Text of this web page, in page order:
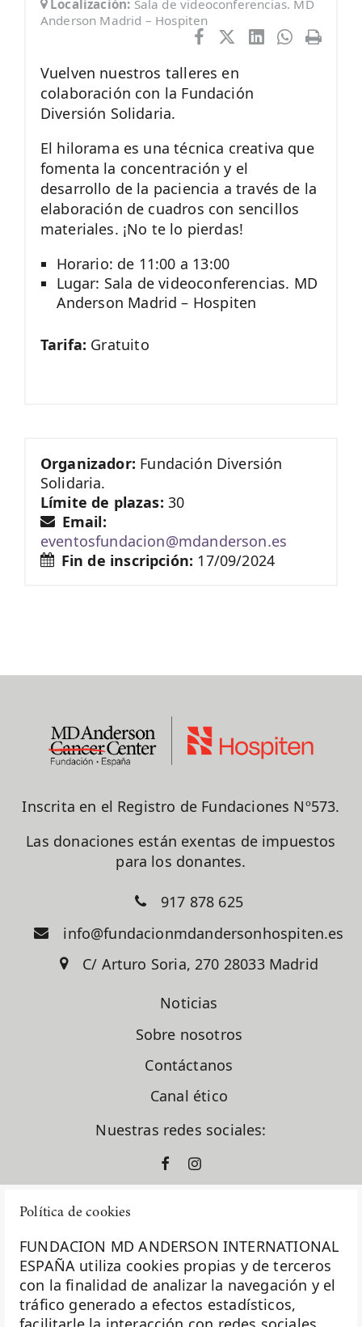
Política de cookies
FUNDACION MD ANDERSON INTERNATIONAL
ESPAÑA utiliza cookies propias y de terceros
con la finalidad de analizar la navegación y el
tráfico generado a efectos estadísticos,
Localización: Sala de videoconferencias. MD
Anderson Madrid – Hospiten
Vuelven nuestros talleres en
colaboración con la Fundación
Diversión Solidaria.
El hilorama es una técnica creativa que
fomenta la concentración y el
desarrollo de la paciencia a través de la
elaboración de cuadros con sencillos
materiales. ¡No te lo pierdas!
Horario: de 11:00 a 13:00
Lugar: Sala de videoconferencias. MD
Anderson Madrid – Hospiten
Tarifa: Gratuito
Organizador: Fundación Diversión
Solidaria.
Límite de plazas: 30
Email:
eventosfundacion@mdanderson.es
Fin de inscripción: 17/09/2024
Inscrita en el Registro de Fundaciones Nº573.
Las donaciones están exentas de impuestos
para los donantes.
917 878 625
info@fundacionmdandersonhospiten.es
C/ Arturo Soria, 270 28033 Madrid
Noticias
Sobre nosotros
Contáctanos
Canal ético
Nuestras redes sociales:
La Fundación MD Anderson España - Hospiten es
miembro de laAsociación Española de Fundaciones